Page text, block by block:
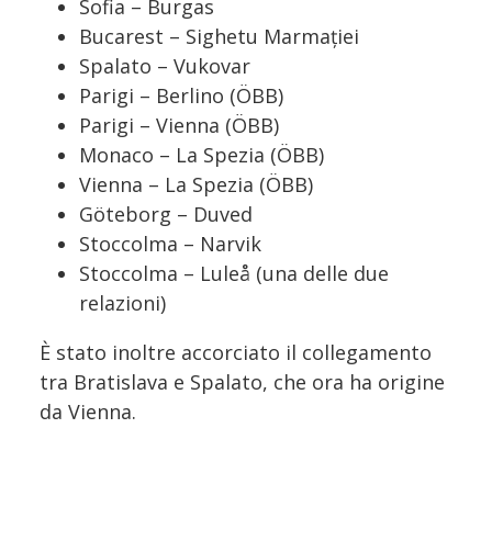
Sofia – Burgas
Bucarest – Sighetu Marmației
Spalato – Vukovar
Parigi – Berlino (ÖBB)
Parigi – Vienna (ÖBB)
Monaco – La Spezia (ÖBB)
Vienna – La Spezia (ÖBB)
Göteborg – Duved
Stoccolma – Narvik
Stoccolma – Luleå (una delle due
relazioni)
È stato inoltre accorciato il collegamento
tra Bratislava e Spalato, che ora ha origine
da Vienna.